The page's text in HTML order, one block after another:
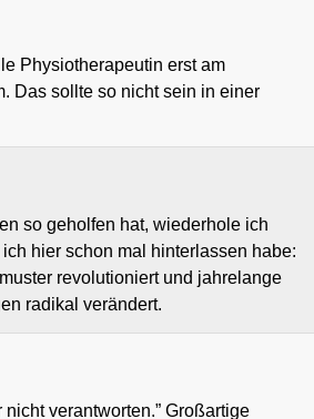
Physiotherapeutin erst am
Das sollte so nicht sein in einer
so geholfen hat, wiederhole ich
hier schon mal hinterlassen habe:
revolutioniert und jahrelange
radikal verändert.
verantworten.” Großartige